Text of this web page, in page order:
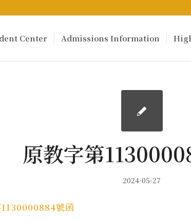
Center Admissions Information
原教字第
2024-05-27
號函